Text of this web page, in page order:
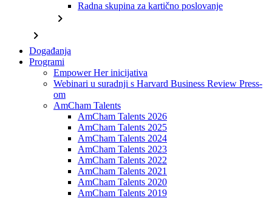
Radna skupina za kartično poslovanje
chevron_right
chevron_right
Događanja
Programi
Empower Her inicijativa
Webinari u suradnji s Harvard Business Review Press-
om
AmCham Talents
AmCham Talents 2026
AmCham Talents 2025
AmCham Talents 2024
AmCham Talents 2023
AmCham Talents 2022
AmCham Talents 2021
AmCham Talents 2020
AmCham Talents 2019